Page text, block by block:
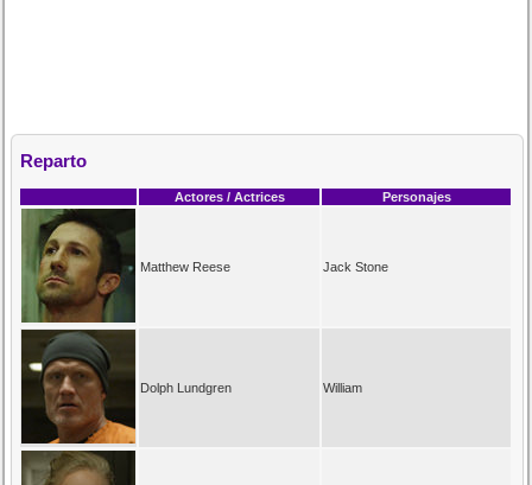
Reparto
Actores / Actrices Personajes
Matthew Reese Jack Stone
Dolph Lundgren William